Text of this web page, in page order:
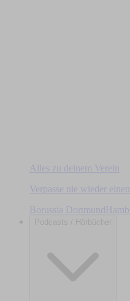
Alles zu deinem Verein
Verpasse nie wieder
Borussia Dortmund
Podcasts / Hörbücher